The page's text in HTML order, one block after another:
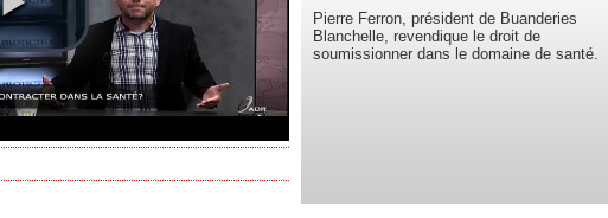
Pierre Ferron, président de Buanderies
Blanchelle, revendique le droit de
soumissionner dans le domaine de santé.